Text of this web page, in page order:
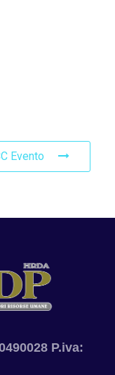
Evento
P.iva: